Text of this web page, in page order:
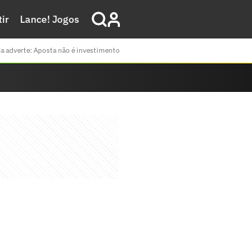
Lance! Jogos
adverte: Aposta não é investimento